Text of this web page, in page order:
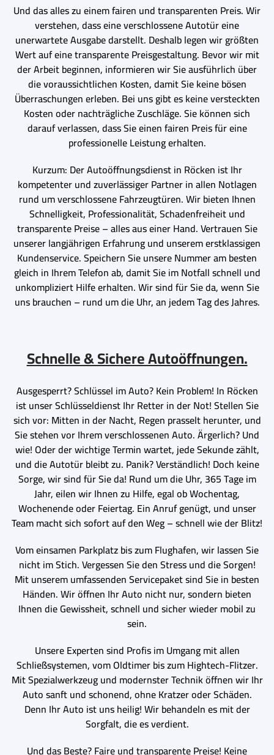
Und das alles zu einem fairen und transparenten Preis. Wir
verstehen, dass eine verschlossene Autotür eine
unerwartete Ausgabe darstellt. Deshalb legen wir größten
Wert auf eine transparente Preisgestaltung. Bevor wir mit
der Arbeit beginnen, informieren wir Sie ausführlich über
die voraussichtlichen Kosten, damit Sie keine bösen
Überraschungen erleben. Bei uns gibt es keine versteckten
Kosten oder nachträgliche Zuschläge. Sie können sich
darauf verlassen, dass Sie einen fairen Preis für eine
professionelle Leistung erhalten.
Kurzum: Der Autoöffnungsdienst in Röcken ist Ihr
kompetenter und zuverlässiger Partner in allen Notlagen
rund um verschlossene Fahrzeugtüren. Wir bieten Ihnen
Schnelligkeit, Professionalität, Schadenfreiheit und
transparente Preise – alles aus einer Hand. Vertrauen Sie
unserer langjährigen Erfahrung und unserem erstklassigen
Kundenservice. Speichern Sie unsere Nummer am besten
gleich in Ihrem Telefon ab, damit Sie im Notfall schnell und
unkompliziert Hilfe erhalten. Wir sind für Sie da, wenn Sie
uns brauchen – rund um die Uhr, an jedem Tag des Jahres.
Schnelle & Sichere Autoöffnungen.
Ausgesperrt? Schlüssel im Auto? Kein Problem! In Röcken
ist unser Schlüsseldienst Ihr Retter in der Not! Stellen Sie
sich vor: Mitten in der Nacht, Regen prasselt herunter, und
Sie stehen vor Ihrem verschlossenen Auto. Ärgerlich? Und
wie! Oder der wichtige Termin wartet, jede Sekunde zählt,
und die Autotür bleibt zu. Panik? Verständlich! Doch keine
Sorge, wir sind für Sie da! Rund um die Uhr, 365 Tage im
Jahr, eilen wir Ihnen zu Hilfe, egal ob Wochentag,
Wochenende oder Feiertag. Ein Anruf genügt, und unser
Team macht sich sofort auf den Weg – schnell wie der Blitz!
Vom einsamen Parkplatz bis zum Flughafen, wir lassen Sie
nicht im Stich. Vergessen Sie den Stress und die Sorgen!
Mit unserem umfassenden Servicepaket sind Sie in besten
Händen. Wir öffnen Ihr Auto nicht nur, sondern bieten
Ihnen die Gewissheit, schnell und sicher wieder mobil zu
sein.
Unsere Experten sind Profis im Umgang mit allen
Schließsystemen, vom Oldtimer bis zum Hightech-Flitzer.
Mit Spezialwerkzeug und modernster Technik öffnen wir Ihr
Auto sanft und schonend, ohne Kratzer oder Schäden.
Denn Ihr Auto ist uns heilig! Wir behandeln es mit der
Sorgfalt, die es verdient.
Und das Beste? Faire und transparente Preise! Keine